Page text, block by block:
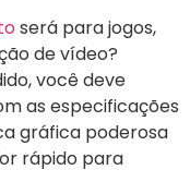
será para jogos,
de vídeo?
você deve
as especificações
gráfica poderosa
rápido para